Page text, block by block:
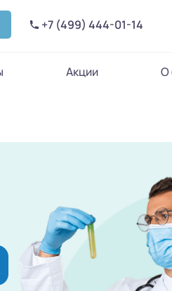
+7 (499) 444-01-14
Акции О